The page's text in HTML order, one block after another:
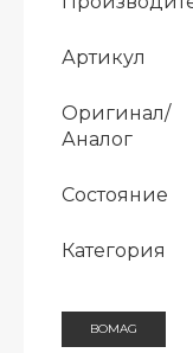
Артикул
Оригинал/
Аналог
Состояние
Категория
BOMAG